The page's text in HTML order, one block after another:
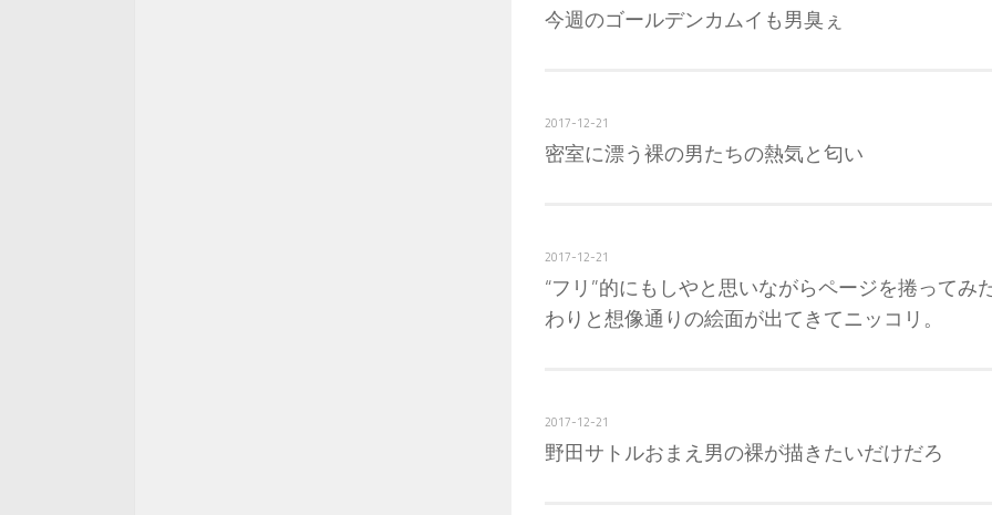
今週のゴールデンカムイも男臭ぇ
2017-12-21
密室に漂う裸の男たちの熱気と匂い
2017-12-21
“フリ”的にもしやと思いながらページを捲ってみた
わりと想像通りの絵面が出てきてニッコリ。
2017-12-21
野田サトルおまえ男の裸が描きたいだけだろ